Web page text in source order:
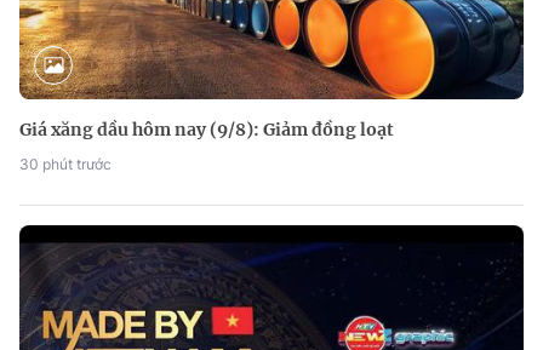
Giá xăng dầu hôm nay (9/8): Giảm đồng loạt
30 phút trước